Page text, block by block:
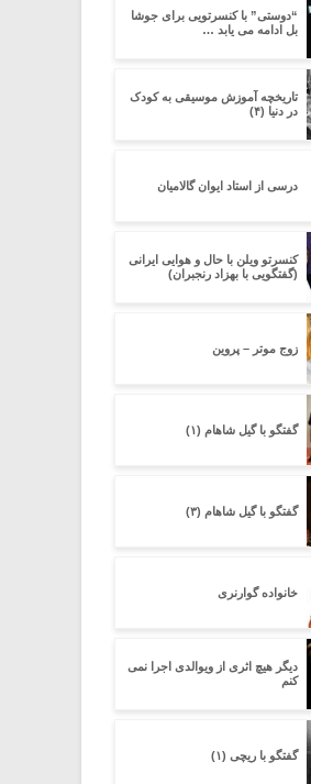
“دوستی” با کنسرتویی برای جوشا
بل ادامه می یابد …
تاریخچه آموزش موسیقی به کودک
در دنیا (۴)
درسی از استاد ایوان گالامیان
کنسرتو ویلن با حال و هوایی ایرانی
(گفتگویی با بهزاد رنجبران)
زوج موتر – پروین
گفتگو با گیل شاهام (۱)
گفتگو با گیل شاهام (۳)
خانواده گوارنری
دیگر هیچ اثرى از ویوالدى اجرا نمى
کنم
گفتگو با ریچی (۱)